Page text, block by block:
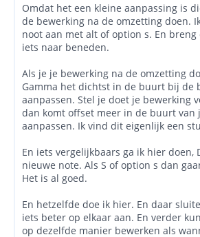
Omdat het een kleine aanpassing is
de bewerking na de omzetting doen.
noot aan met alt of option s. En breng
iets naar beneden.
Als je je bewerking na de omzetting
Gamma het dichtst in de buurt bij de
aanpassen. Stel je doet je bewerking
dan komt offset meer in de buurt van
aanpassen. Ik vind dit eigenlijk een
En iets vergelijkbaars ga ik hier doen,
nieuwe note. Als S of option s dan
Het is al goed.
En hetzelfde doe ik hier. En daar
iets beter op elkaar aan. En verder
op dezelfde manier bewerken als